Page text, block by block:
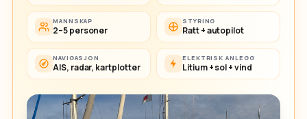
MANNSKAP
2–5 personer
STYRING
Ratt + autopilot
NAVIGASJON
AIS, radar, kartplotter
ELEKTRISK ANLEGG
Litium + sol + vind